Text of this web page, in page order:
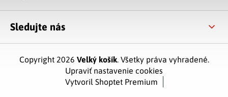
Sledujte nás
Vytvoril Shoptet Premium
Copyright 2026 Velký košík. Všetky práva vyhradené.
Upraviť nastavenie cookies